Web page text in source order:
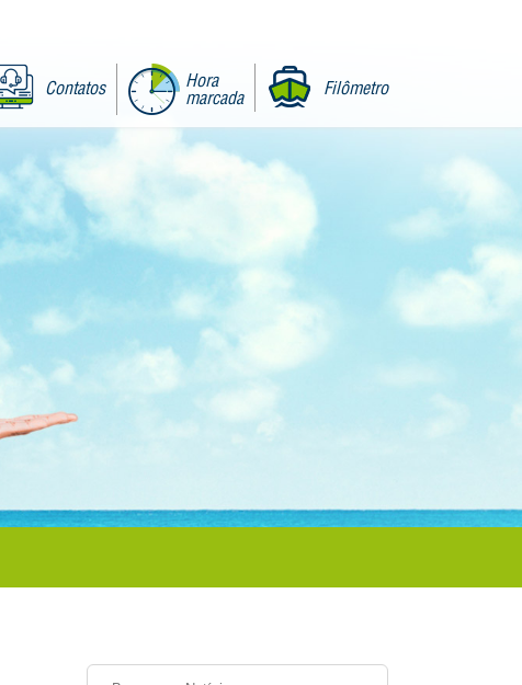
Contatos
Hora
marcada
Filômetro